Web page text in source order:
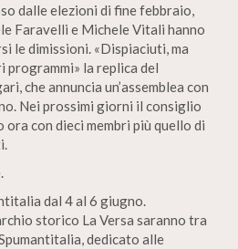
dalle elezioni di fine febbraio,
Faravelli e Michele Vitali hanno
le dimissioni. «Dispiaciuti, ma
programmi» la replica del
che annuncia un’assemblea con
Nei prossimi giorni il consiglio
ora con dieci membri più quello di
dal 4 al 6 giugno.
storico La Versa saranno tra
dedicato alle